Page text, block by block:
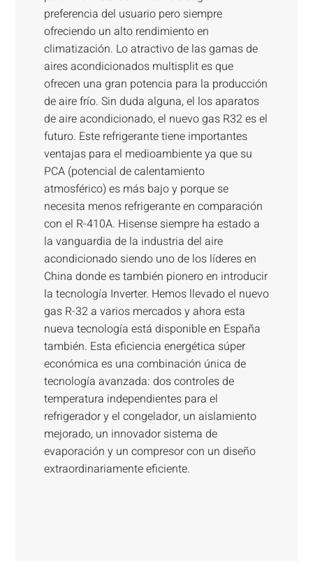
preferencia del usuario pero siempre
ofreciendo un alto rendimiento en
climatización. Lo atractivo de las gamas de
aires acondicionados multisplit es que
ofrecen una gran potencia para la producción
de aire frío. Sin duda alguna, el los aparatos
de aire acondicionado, el nuevo gas R32 es el
futuro. Este refrigerante tiene importantes
ventajas para el medioambiente ya que su
PCA (potencial de calentamiento
atmosférico) es más bajo y porque se
necesita menos refrigerante en comparación
con el R-410A. Hisense siempre ha estado a
la vanguardia de la industria del aire
acondicionado siendo uno de los líderes en
China donde es también pionero en introducir
la tecnología Inverter. Hemos llevado el nuevo
gas R-32 a varios mercados y ahora esta
nueva tecnología está disponible en España
también. Esta eficiencia energética súper
económica es una combinación única de
tecnología avanzada: dos controles de
temperatura independientes para el
refrigerador y el congelador, un aislamiento
mejorado, un innovador sistema de
evaporación y un compresor con un diseño
extraordinariamente eficiente.